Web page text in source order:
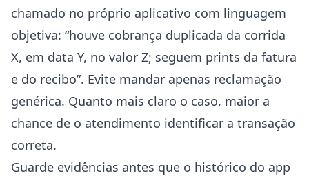
chamado no próprio aplicativo com linguagem
objetiva: “houve cobrança duplicada da corrida
X, em data Y, no valor Z; seguem prints da fatura
e do recibo”. Evite mandar apenas reclamação
genérica. Quanto mais claro o caso, maior a
chance de o atendimento identificar a transação
correta.
Guarde evidências antes que o histórico do app